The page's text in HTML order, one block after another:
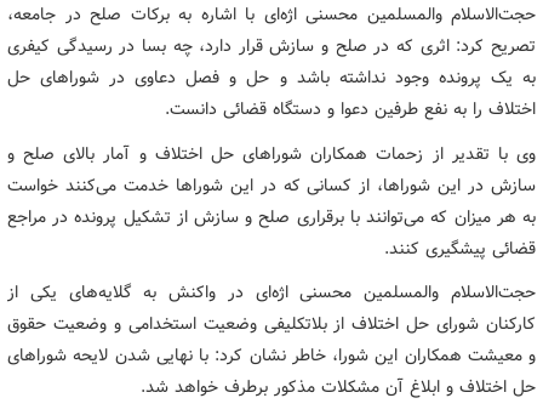
حجت‌الاسلام والمسلمین محسنی اژه‌ای با اشاره به برکات صلح در جامعه،
تصریح کرد: اثری که در صلح و سازش قرار دارد، چه بسا در رسیدگی کیفری
به یک پرونده وجود نداشته باشد و حل و فصل دعاوی در شوراهای حل
اختلاف را به نفع طرفین دعوا و دستگاه قضائی دانست.
وی با تقدیر از زحمات همکاران شوراهای حل اختلاف و آمار بالای صلح و
سازش در این شوراها، از کسانی که در این شوراها خدمت می‌کنند خواست
به هر میزان که می‌توانند با برقراری صلح و سازش از تشکیل پرونده در مراجع
قضائی پیشگیری کنند.
حجت‌الاسلام والمسلمین محسنی اژه‌ای در واکنش به گلایه‌های یکی از
کارکنان شورای حل اختلاف از بلاتکلیفی وضعیت استخدامی و وضعیت حقوق
و معیشت همکاران این شورا، خاطر نشان کرد: با نهایی شدن لایحه شوراهای
حل اختلاف و ابلاغ آن مشکلات مذکور برطرف خواهد شد.